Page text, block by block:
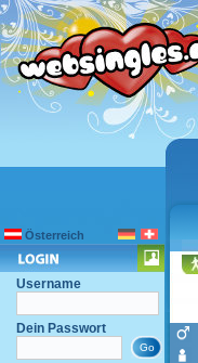
Österreich
Username
Dein Passwort